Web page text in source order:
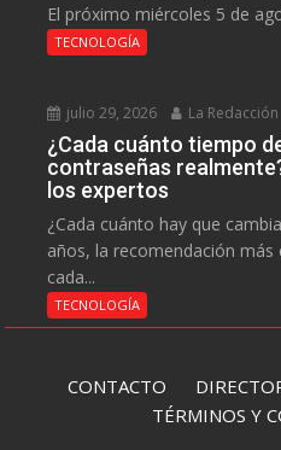
El próximo miércoles 5 de
TECNOLOGÍA
julio 29, 2026 La Redacción
¿Cada cuánto tiempo
contraseñas
los expertos
¿Cada cuánto hay que
años, la recomendación más
cada...
TECNOLOGÍA
CONTACTO
TÉRMINOS Y